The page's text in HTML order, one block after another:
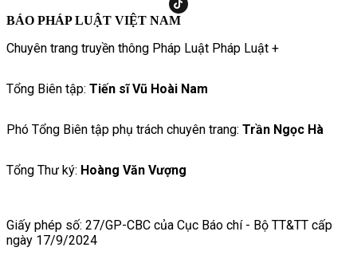
BÁO PHÁP LUẬT VIỆT NAM
Chuyên trang truyền thông Pháp Luật Pháp Luật +
Tổng Biên tập: Tiến sĩ Vũ Hoài Nam
Phó Tổng Biên tập phụ trách chuyên trang: Trần Ngọc Hà
Tổng Thư ký: Hoàng Văn Vượng
Giấy phép số: 27/GP-CBC của Cục Báo chí - Bộ TT&TT cấp
ngày 17/9/2024